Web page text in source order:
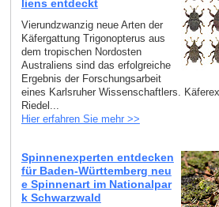
liens entdeckt
Vierundzwanzig neue Arten der
Käfergattung Trigonopterus aus
dem tropischen Nordosten
Australiens sind das erfolgreiche
Ergebnis der Forschungsarbeit
eines Karlsruher Wissenschaftlers.
Riedel...
Hier erfahren Sie mehr >>
Spinnenexperten entdecken
für Baden-Württemberg neu
e Spinnenart im Nationalpar
k Schwarzwald